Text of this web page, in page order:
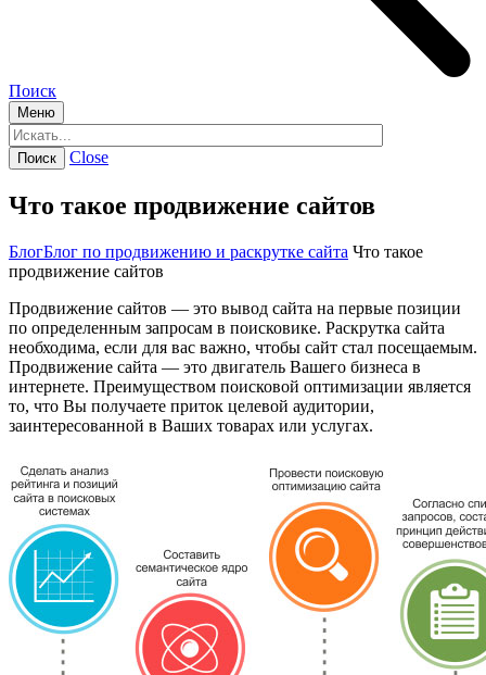
Поиск
Меню
Close
Что такое продвижение сайтов
БлогБлог по продвижению и раскрутке сайта Что такое
продвижение сайтов
Продвижение сайтов — это вывод сайта на первые позиции
по определенным запросам в поисковике. Раскрутка сайта
необходима, если для вас важно, чтобы сайт стал посещаемым.
Продвижение сайта — это двигатель Вашего бизнеса в
интернете. Преимуществом поисковой оптимизации является
то, что Вы получаете приток целевой аудитории,
заинтересованной в Ваших товарах или услугах.